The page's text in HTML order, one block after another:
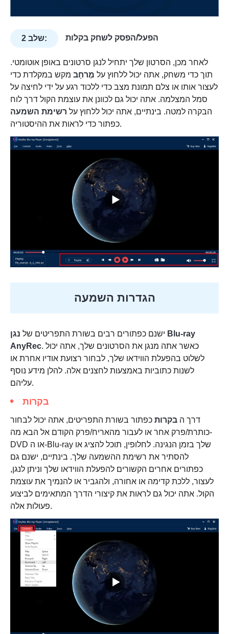
שלב 2: הפעל/הפסק לשחק בקלות
לאחר מכן, הסרטון שלך יתחיל לנגן סרטונים באופן אוטומטי.
תוך כדי משחק, אתה יכול ללחוץ על מֶרחָב מקש במקלדת כדי
לעצור אותו או צלם תמונת מצב כדי ללכוד רגע על ידי לחיצה על
סמל המצלמה. אתה יכול גם לכוונן את עוצמת הקול דרך לוח
הבקרה למטה. בינתיים, אתה יכול ללחוץ על רשימת השמעה
כפתור כדי לראות את ההיסטוריה.
הגדרות השמעה
ישנם כפתורים רבים בשורת התפריטים של נגן Blu-ray
AnyRec. כאשר אתה מנגן את הסרטונים שלך, אתה יכול
לשלוט בהפעלת הווידאו שלך, לבחור רצועת אודיו אחרת או
לשנות כתוביות באמצעות לחצנים אלה. להלן מידע נוסף
עליהם.
בקרות
דרך ה בקרות כפתור בשורת התפריטים, אתה יכול לבחור
כותרת/פרק אחר או לעבור מהאריח/פרק הקודם אל הבא מה-
DVD או ה-Blu-ray שלך בזמן הנגינה. לחלופין, תוכל להציג או
להסתיר את רשימת ההשמעה שלך. בינתיים, ישנם גם
כפתורים אחרים הקשורים להפעלת הווידאו שלך וניתן לנגן,
לעצור, ללכת קדימה או אחורה, ולהגביר או להנמיך את עוצמת
הקול. אתה יכול גם לראות את קיצורי הדרך המתאימים לביצוע
פעולות אלה.